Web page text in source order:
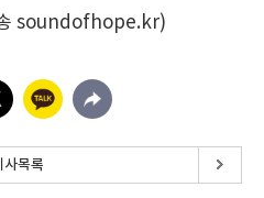
soundofhope.kr)
사목록